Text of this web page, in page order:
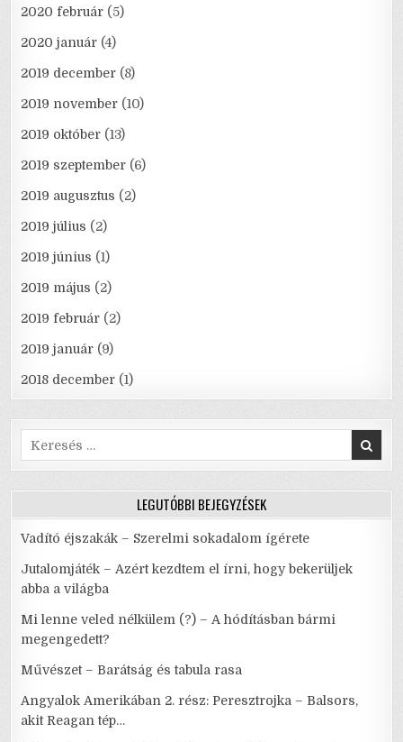
2020 február (5)
2020 január (4)
2019 december (8)
2019 november (10)
2019 október (13)
2019 szeptember (6)
2019 augusztus (2)
2019 július (2)
2019 június (1)
2019 május (2)
2019 február (2)
2019 január (9)
2018 december (1)
Search
for:
LEGUTÓBBI BEJEGYZÉSEK
Vadító éjszakák – Szerelmi sokadalom ígérete
Jutalomjáték – Azért kezdtem el írni, hogy bekerüljek
abba a világba
Mi lenne veled nélkülem (?) – A hódításban bármi
megengedett?
Művészet – Barátság és tabula rasa
Angyalok Amerikában 2. rész: Peresztrojka – Balsors,
akit Reagan tép…